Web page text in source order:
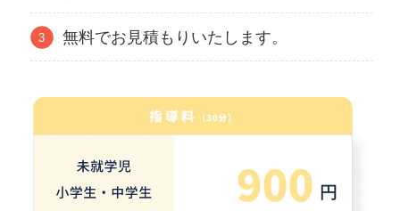
無料でお見積もりいたします。